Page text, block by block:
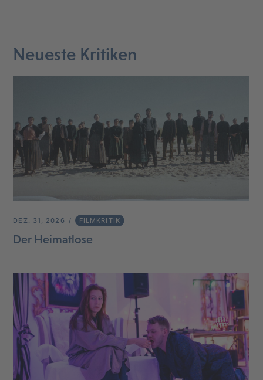
Neueste Kritiken
DEZ. 31, 2026 FILMKRITIK
Der Heimatlose